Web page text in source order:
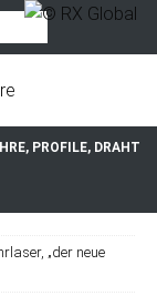
PROFILE, DRAHT
„der neue